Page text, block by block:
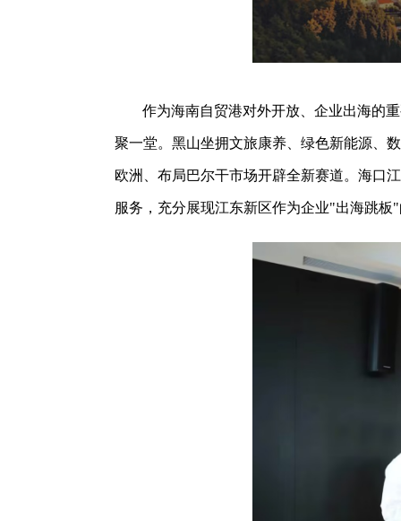
作为海南自贸港对外开放、企业出海的
聚一堂。黑山坐拥文旅康养、绿色新能源、
欧洲、布局巴尔干市场开辟全新赛道。海口
服务，充分展现江东新区作为企业"出海跳